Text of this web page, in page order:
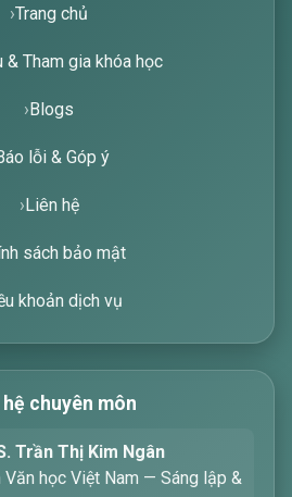
về văn học. Hãy nhập từ
tôi sẽ giúp bạn ngay
Trang chủ
& Tham gia khóa học
Blogs
lỗi & Góp ý
Liên hệ
sách bảo mật
khoản dịch vụ
chuyên môn
Trần Thị Kim Ngân
Văn học Việt Nam — Sáng lập &